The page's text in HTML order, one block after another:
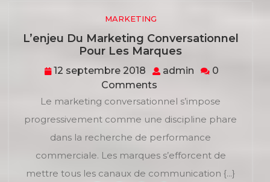
MARKETING
L’enjeu Du Marketing Conversationnel
Pour Les MarquesL’enjeu
Marketing
Pour
Les
Marques
12 septembre 2018
12
septembre
2018
admin admin
0
Comments
Le marketing conversationnel s’impose
progressivement comme une discipline phare
dans la recherche de performance
commerciale. Les marques s’efforcent de
mettre tous les canaux de communication {...}